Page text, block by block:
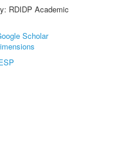
RDIDP Academic
Scholar